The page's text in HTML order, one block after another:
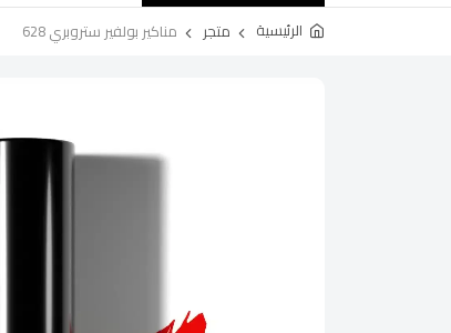
الرئيسية متجر مناكير بولفير ستروبري 628